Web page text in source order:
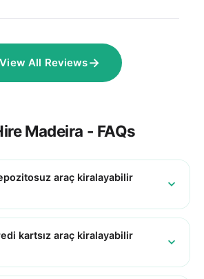
View All Reviews→
Madeira - FAQs
araç kiralayabilir
kartsız araç kiralayabilir